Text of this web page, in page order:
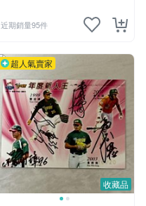
近期銷量95件
收藏品
超人氣賣家